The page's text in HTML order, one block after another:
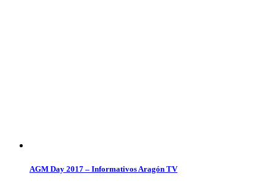
AGM Day 2017 – Informativos Aragón TV